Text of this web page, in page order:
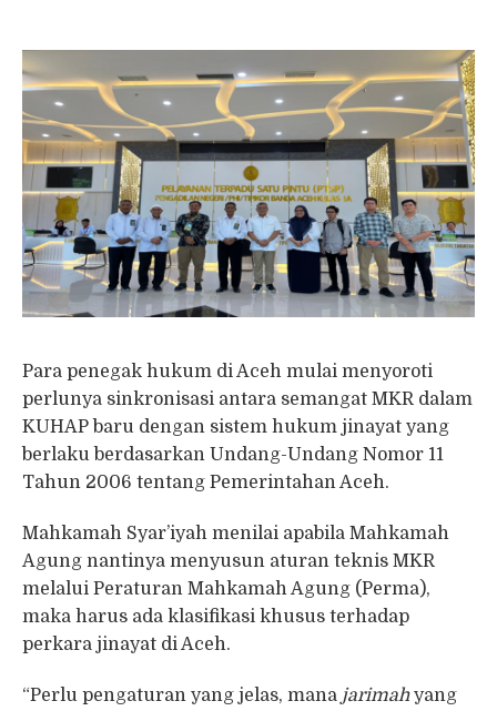
Para penegak hukum di Aceh mulai menyoroti
perlunya sinkronisasi antara semangat MKR dalam
KUHAP baru dengan sistem hukum jinayat yang
berlaku berdasarkan Undang-Undang Nomor 11
Tahun 2006 tentang Pemerintahan Aceh.
Mahkamah Syar’iyah menilai apabila Mahkamah
Agung nantinya menyusun aturan teknis MKR
melalui Peraturan Mahkamah Agung (Perma),
maka harus ada klasifikasi khusus terhadap
perkara jinayat di Aceh.
“Perlu pengaturan yang jelas, mana jarimahyang